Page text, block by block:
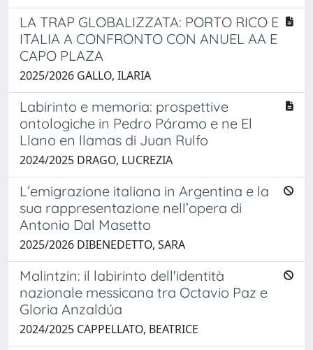
LA TRAP GLOBALIZZATA: PORTO RICO E
ITALIA A CONFRONTO CON ANUEL AA E
CAPO PLAZA
2025/2026 GALLO, ILARIA
Labirinto e memoria: prospettive
ontologiche in Pedro Páramo e ne El
Llano en llamas di Juan Rulfo
2024/2025 DRAGO, LUCREZIA
L’emigrazione italiana in Argentina e la
sua rappresentazione nell’opera di
Antonio Dal Masetto
2025/2026 DIBENEDETTO, SARA
Malintzin: il labirinto dell'identità
nazionale messicana tra Octavio Paz e
Gloria Anzaldúa
2024/2025 CAPPELLATO, BEATRICE